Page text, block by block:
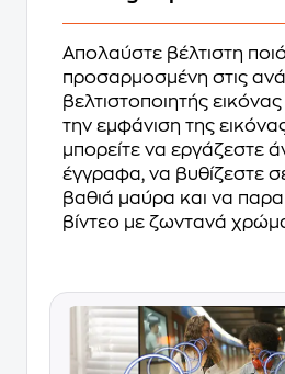
Απολαύστε βέλτιστη
προσαρμοσμένη στις
βελτιστοποιητής εικόνας
την εμφάνιση της
μπορείτε να εργάζεστε
έγγραφα, να βυθίζεστε
βαθιά μαύρα και να
βίντεο με ζωντανά